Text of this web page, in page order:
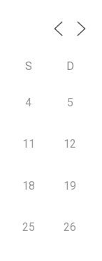
S D
4 5
11 12
18 19
25 26